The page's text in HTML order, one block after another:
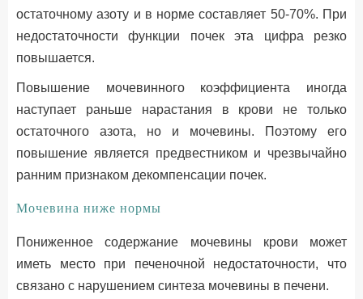
остаточному азоту и в норме составляет 50-70%. При
недостаточности функции почек эта цифра резко
повышается.
Повышение мочевинного коэффициента иногда
наступает раньше нарастания в крови не только
остаточного азота, но и мочевины. Поэтому его
повышение является предвестником и чрезвычайно
ранним признаком декомпенсации почек.
Мочевина ниже нормы
Пониженное содержание мочевины крови может
иметь место при печеночной недостаточности, что
связано с нарушением синтеза мочевины в печени.